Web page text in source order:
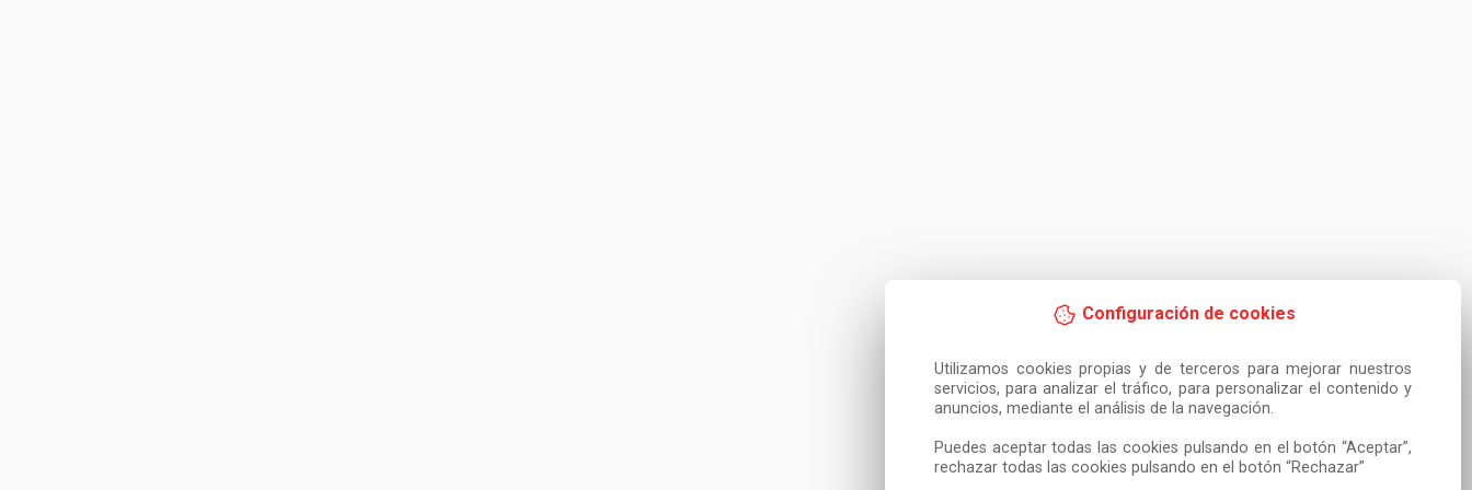
Configuración de cookies
Utilizamos cookies propias y de terceros para mejorar nuestros
servicios, para analizar el tráfico, para personalizar el contenido y
anuncios, mediante el análisis de la navegación.
Puedes aceptar todas las cookies pulsando en el botón “Aceptar”,
rechazar todas las cookies pulsando en el botón “Rechazar”